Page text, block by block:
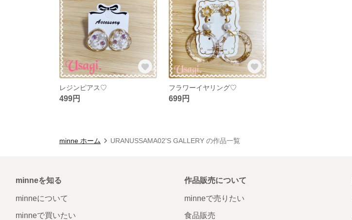
レジンピアス♡
499円
フラワーイヤリング♡
699円
minne ホーム URANUSSAMA02'S GALLERY の作品一覧
minneを知る
minneについて
minneで買いたい
作品販売について
minneで売りたい
食品販売